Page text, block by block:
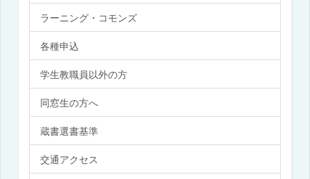
ラーニング・コモンズ
各種申込
学生教職員以外の方
同窓生の方へ
蔵書選書基準
交通アクセス